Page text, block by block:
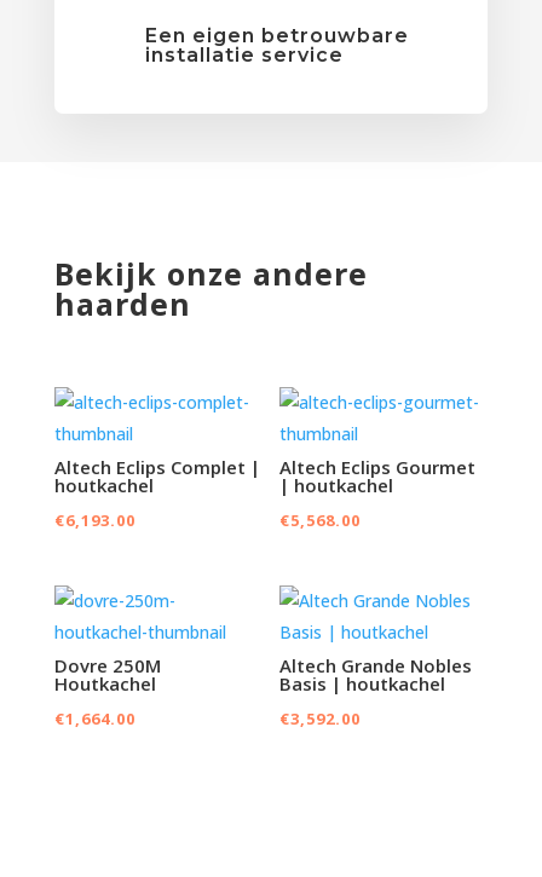
Een eigen betrouwbare
installatie service
Bekijk onze andere
haarden
Altech Eclips Complet |
houtkachel
€6,193.00
Altech Eclips Gourmet
| houtkachel
€5,568.00
Dovre 250M
Houtkachel
€1,664.00
Altech Grande Nobles
Basis | houtkachel
€3,592.00